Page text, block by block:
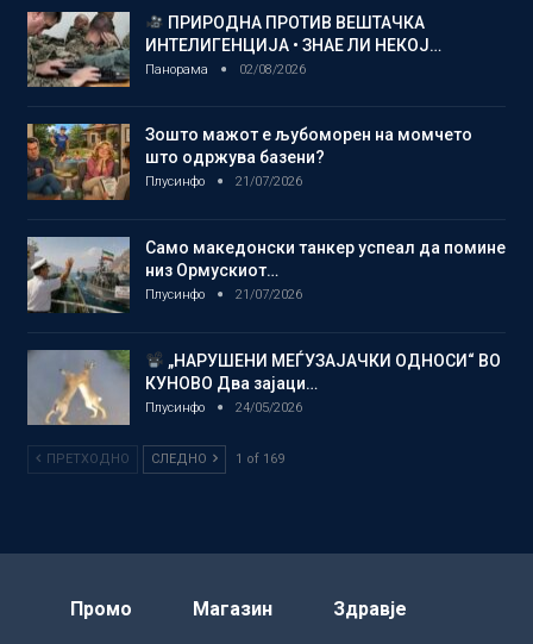
ПРИРОДНА ПРОТИВ ВЕШТАЧКА
ИНТЕЛИГЕНЦИЈА • ЗНАЕ ЛИ НЕКОЈ…
Панорама 02/08/2026
Зошто мажот е љубоморен на момчето
што одржува базени?
Плусинфо 21/07/2026
Само македонски танкер успеал да помине
низ Ормускиот…
Плусинфо 21/07/2026
„НАРУШЕНИ МЕЃУЗАЈАЧКИ ОДНОСИ“ ВО
КУНОВО Два зајаци…
Плусинфо 24/05/2026
ПРЕТХОДНО СЛЕДНО 1 of 169
Промо Магазин Здравје